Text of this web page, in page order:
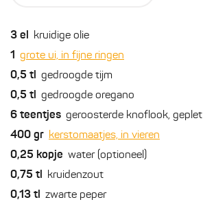
3 el kruidige olie
1 grote ui, in fijne ringen
0,5 tl gedroogde tijm
0,5 tl gedroogde oregano
6 teentjes geroosterde knoflook, geplet
400 gr kerstomaatjes, in vieren
0,25 kopje water (optioneel)
0,75 tl kruidenzout
0,13 tl zwarte peper